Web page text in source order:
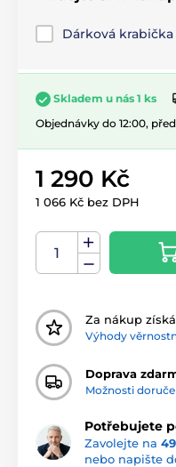
Dárková
Skladem u nás 1 ks
Objednávky do 12:00,
1 290 Kč
1 066 Kč bez DPH
Za nákup
Výhody
Doprava
Možnosti
Potřebujete
Zavolejte na
nebo napište